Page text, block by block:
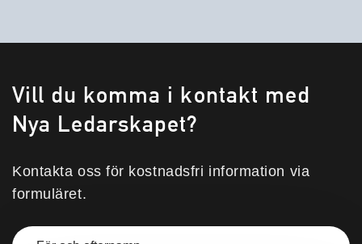
Vill du komma i kontakt med
Nya Ledarskapet?
Kontakta oss för kostnadsfri information via
formuläret.